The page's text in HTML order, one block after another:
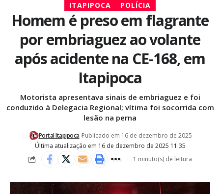
ITAPIPOCA POLÍCIA
Homem é preso em flagrante
por embriaguez ao volante
após acidente na CE-168, em
Itapipoca
Motorista apresentava sinais de embriaguez e foi
conduzido à Delegacia Regional; vítima foi socorrida com
lesão na perna
Última atualização em 16 de dezembro de 2025 11:35
Portal Itapipoca Publicado em 16 de dezembro de 2025
1 minuto(s) de leitura